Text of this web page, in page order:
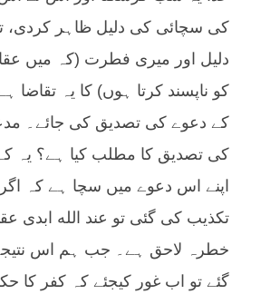
کی سچائی کی دلیل ظاہر کردی،
دلیل اور میری فطرت (کہ میں
کو ناپسند کرتا ہوں) کا یہ تقاضا
کے دعوے کی تصدیق کی جائے۔
کی تصدیق کا مطلب کیا ہے؟ یہ
اپنے اس دعوے میں سچا ہے کہ
تکذیب کی گئی تو عند الله ابدی
خطرہ لاحق ہے۔ جب ہم اس
گئے تو اب غور کیجئے کہ کفر کا